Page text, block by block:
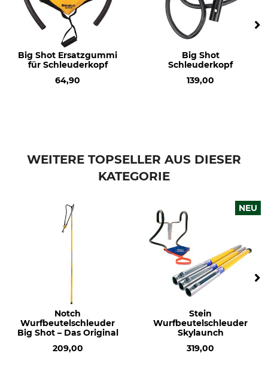
Big Shot Ersatzgummi
für Schleuderkopf
64,90
Big Shot
Schleuderkopf
139,00
WEITERE TOPSELLER AUS DIESER
KATEGORIE
Notch
Wurfbeutelschleuder
Big Shot – Das Original
209,00
NEU
Stein
Wurfbeutelschleuder
Skylaunch
319,00